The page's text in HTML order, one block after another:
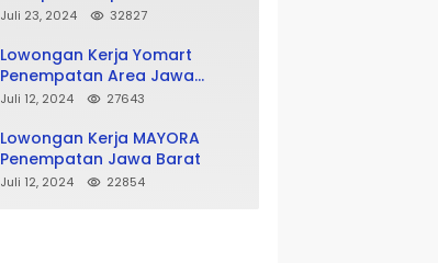
Tasikmalaya
Juli 23, 2024 32827
Lowongan Kerja Yomart
Penempatan Area Jawa
Barat
Juli 12, 2024 27643
Lowongan Kerja MAYORA
Penempatan Jawa Barat
Juli 12, 2024 22854